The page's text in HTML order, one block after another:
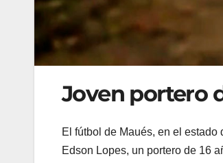
Joven portero
El fútbol de Maués, en el
Edson Lopes, un portero de 16